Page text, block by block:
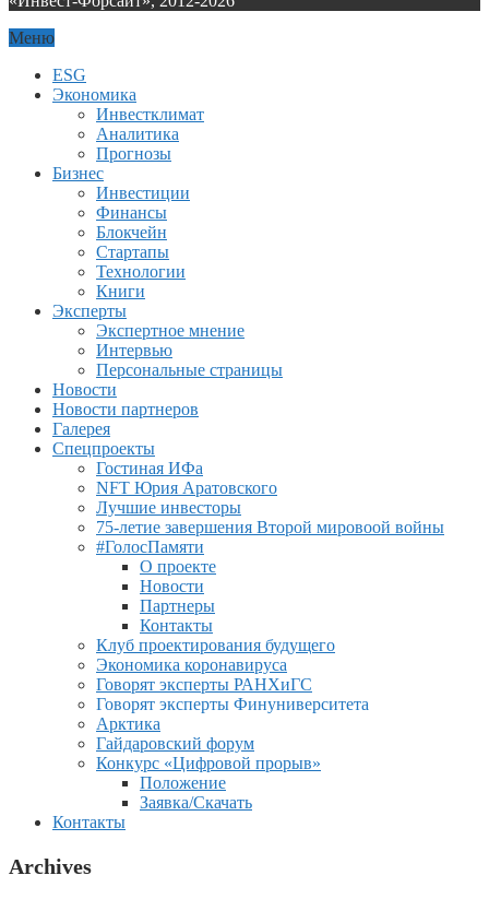
Меню
ESG
Экономика
Инвестклимат
Аналитика
Прогнозы
Бизнес
Инвестиции
Финансы
Блокчейн
Стартапы
Технологии
Книги
Эксперты
Экспертное мнение
Интервью
Персональные страницы
Новости
Новости партнеров
Галерея
Спецпроекты
Гостиная ИФа
NFT Юрия Аратовского
Лучшие инвесторы
75-летие завершения Второй мировоой войны
#ГолосПамяти
О проекте
Новости
Партнеры
Контакты
Клуб проектирования будущего
Экономика коронавируса
Говорят эксперты РАНХиГС
Говорят эксперты Финуниверситета
Арктика
Гайдаровский форум
Конкурс «Цифровой прорыв»
Положение
Заявка/Скачать
Контакты
Archives